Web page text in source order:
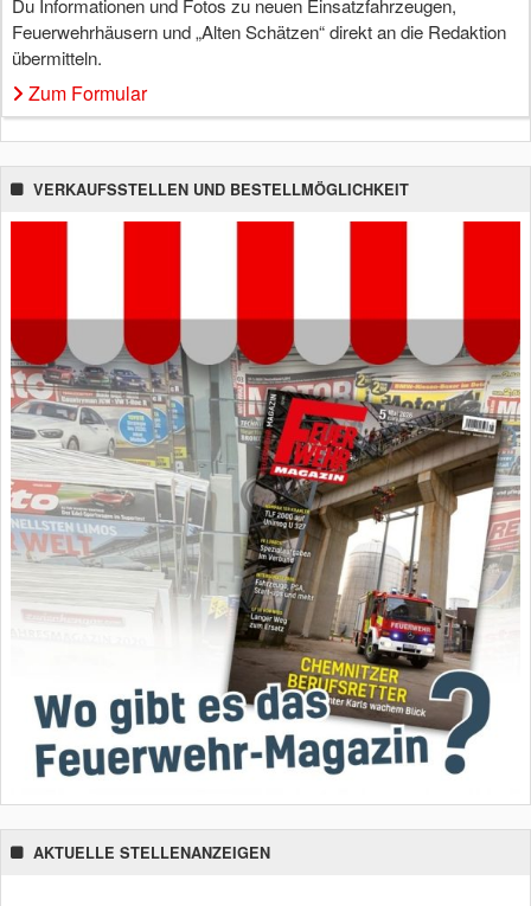
Du Informationen und Fotos zu neuen Einsatzfahrzeugen,
Feuerwehrhäusern und „Alten Schätzen“ direkt an die Redaktion
übermitteln.
Zum Formular
VERKAUFSSTELLEN UND BESTELLMÖGLICHKEIT
AKTUELLE STELLENANZEIGEN